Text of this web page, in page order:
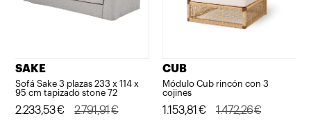
SAKE
Sofá Sake 3 plazas 233 x 114 x
95 cm tapizado stone 72
2.791,91€
El
2.233,53€
El
CUB
Módulo Cub rincón con 3
cojines
1.472,26€
El
1.153,81 €
El